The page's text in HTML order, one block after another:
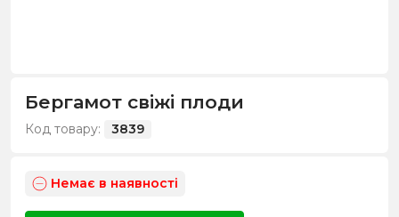
Бергамот свіжі плоди
Код товару: 3839
Немає в наявності